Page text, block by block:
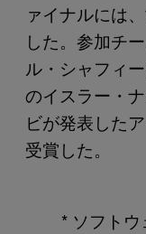
ァイナルには
した。参加チ
ル・シャフィ
のイスラー・
ビが発表した
受賞した。
* ソフト